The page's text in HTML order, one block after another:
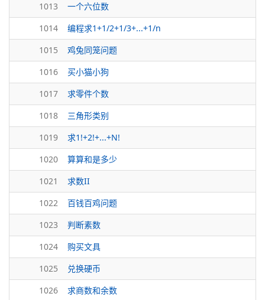
1013
一个六位数
1014
编程求1+1/2+1/3+...+1/n
1015
鸡兔同笼问题
1016
买小猫小狗
1017
求零件个数
1018
三角形类别
1019
求1!+2!+...+N!
1020
算算和是多少
1021
求数II
1022
百钱百鸡问题
1023
判断素数
1024
购买文具
1025
兑换硬币
1026
求商数和余数